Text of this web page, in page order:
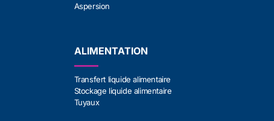
Aspersion
ALIMENTATION
Transfert liquide alimentaire
Stockage liquide alimentaire
Tuyaux